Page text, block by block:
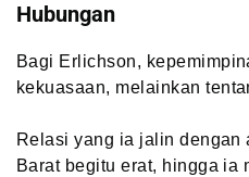
Hubungan
Bagi Erlichson,
kekuasaan, melainkan
Relasi yang ia jalin dengan
Barat begitu erat, hingga ia